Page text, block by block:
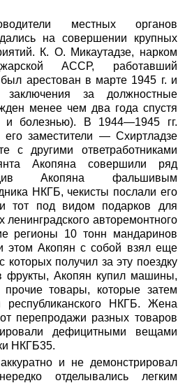
местных органов
на совершении крупных
К. О. Микаутадзе, нарком
АССР, работавший
арестован в марте 1945 г. и
за должностные
менее чем два года спустя
и болезнью). В 1944—1945 гг.
его заместители — Схиртладзе
другими ответработниками
Акопяна совершили ряд
Акопяна фальшивым
НКГБ, чекисты послали его
тот под видом подарков для
авторемонтного
регионы 10 тонн мандаринов
этом Акопян с собой взял еще
которых получил за эту поездку
фрукты, Акопян купил машины,
товары, которые затем
республиканского НКГБ. Жена
перепродажи разных товаров
дефицитными вещами
НКГБ35.
и не демонстрировал
отделывались легким